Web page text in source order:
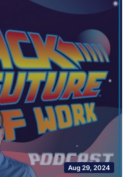
Aug 29, 2024